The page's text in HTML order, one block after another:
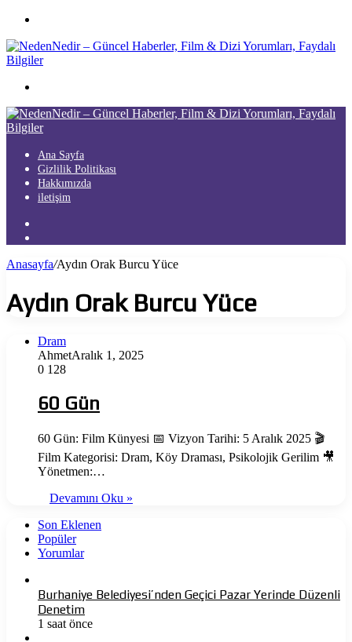
...
Ana Sayfa
Gizlilik Politikası
Hakkımızda
iletişim
...
Anasayfa/Aydın Orak Burcu Yüce
Aydın Orak Burcu Yüce
Dram
AhmetAralık 1, 2025
0 128
60 Gün
60 Gün: Film Künyesi 📅 Vizyon Tarihi: 5 Aralık 2025 🎬
Film Kategorisi: Dram, Köy Draması, Psikolojik Gerilim 🎥
Yönetmen:…
Devamını Oku »
Son Eklenen
Popüler
Yorumlar
Burhaniye Belediyesi’nden Geçici Pazar Yerinde Düzenli
Denetim
1 saat önce